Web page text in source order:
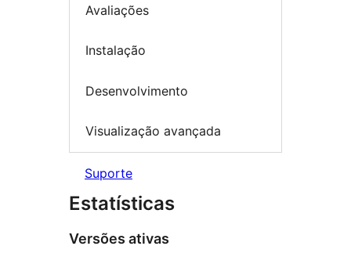
Avaliações
Instalação
Desenvolvimento
Visualização avançada
Suporte
Estatísticas
Versões ativas